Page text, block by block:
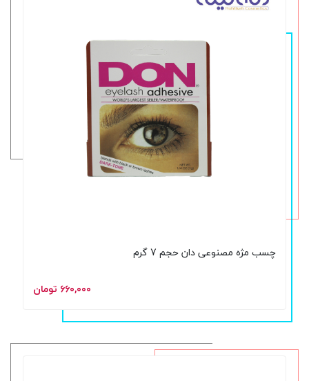
چسب مژه مصنوعی دان حجم 7 گرم
۶۶۰,۰۰۰ تومان